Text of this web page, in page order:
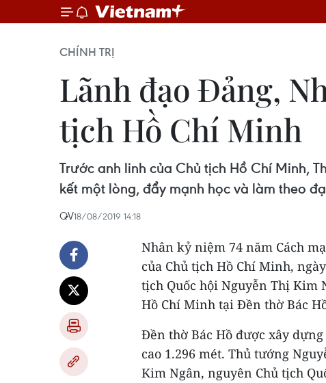
CHÍNH TRỊ
Lãnh đạo Đảng,
tịch Hồ Chí Minh
Trước anh linh của Chủ tịch Hồ Chí Minh,
kết một lòng, đẩy mạnh học và làm theo
QV18/08/2019 14:18
Nhân kỷ niệm 74 năm Cách
của Chủ tịch Hồ Chí Minh,
tịch Quốc hội Nguyễn Thị Kim
Hồ Chí Minh tại Đền thờ Bác
Đền thờ Bác Hồ được xây
cao 1.296 mét. Thủ tướng
Kim Ngân, nguyên Chủ tịch